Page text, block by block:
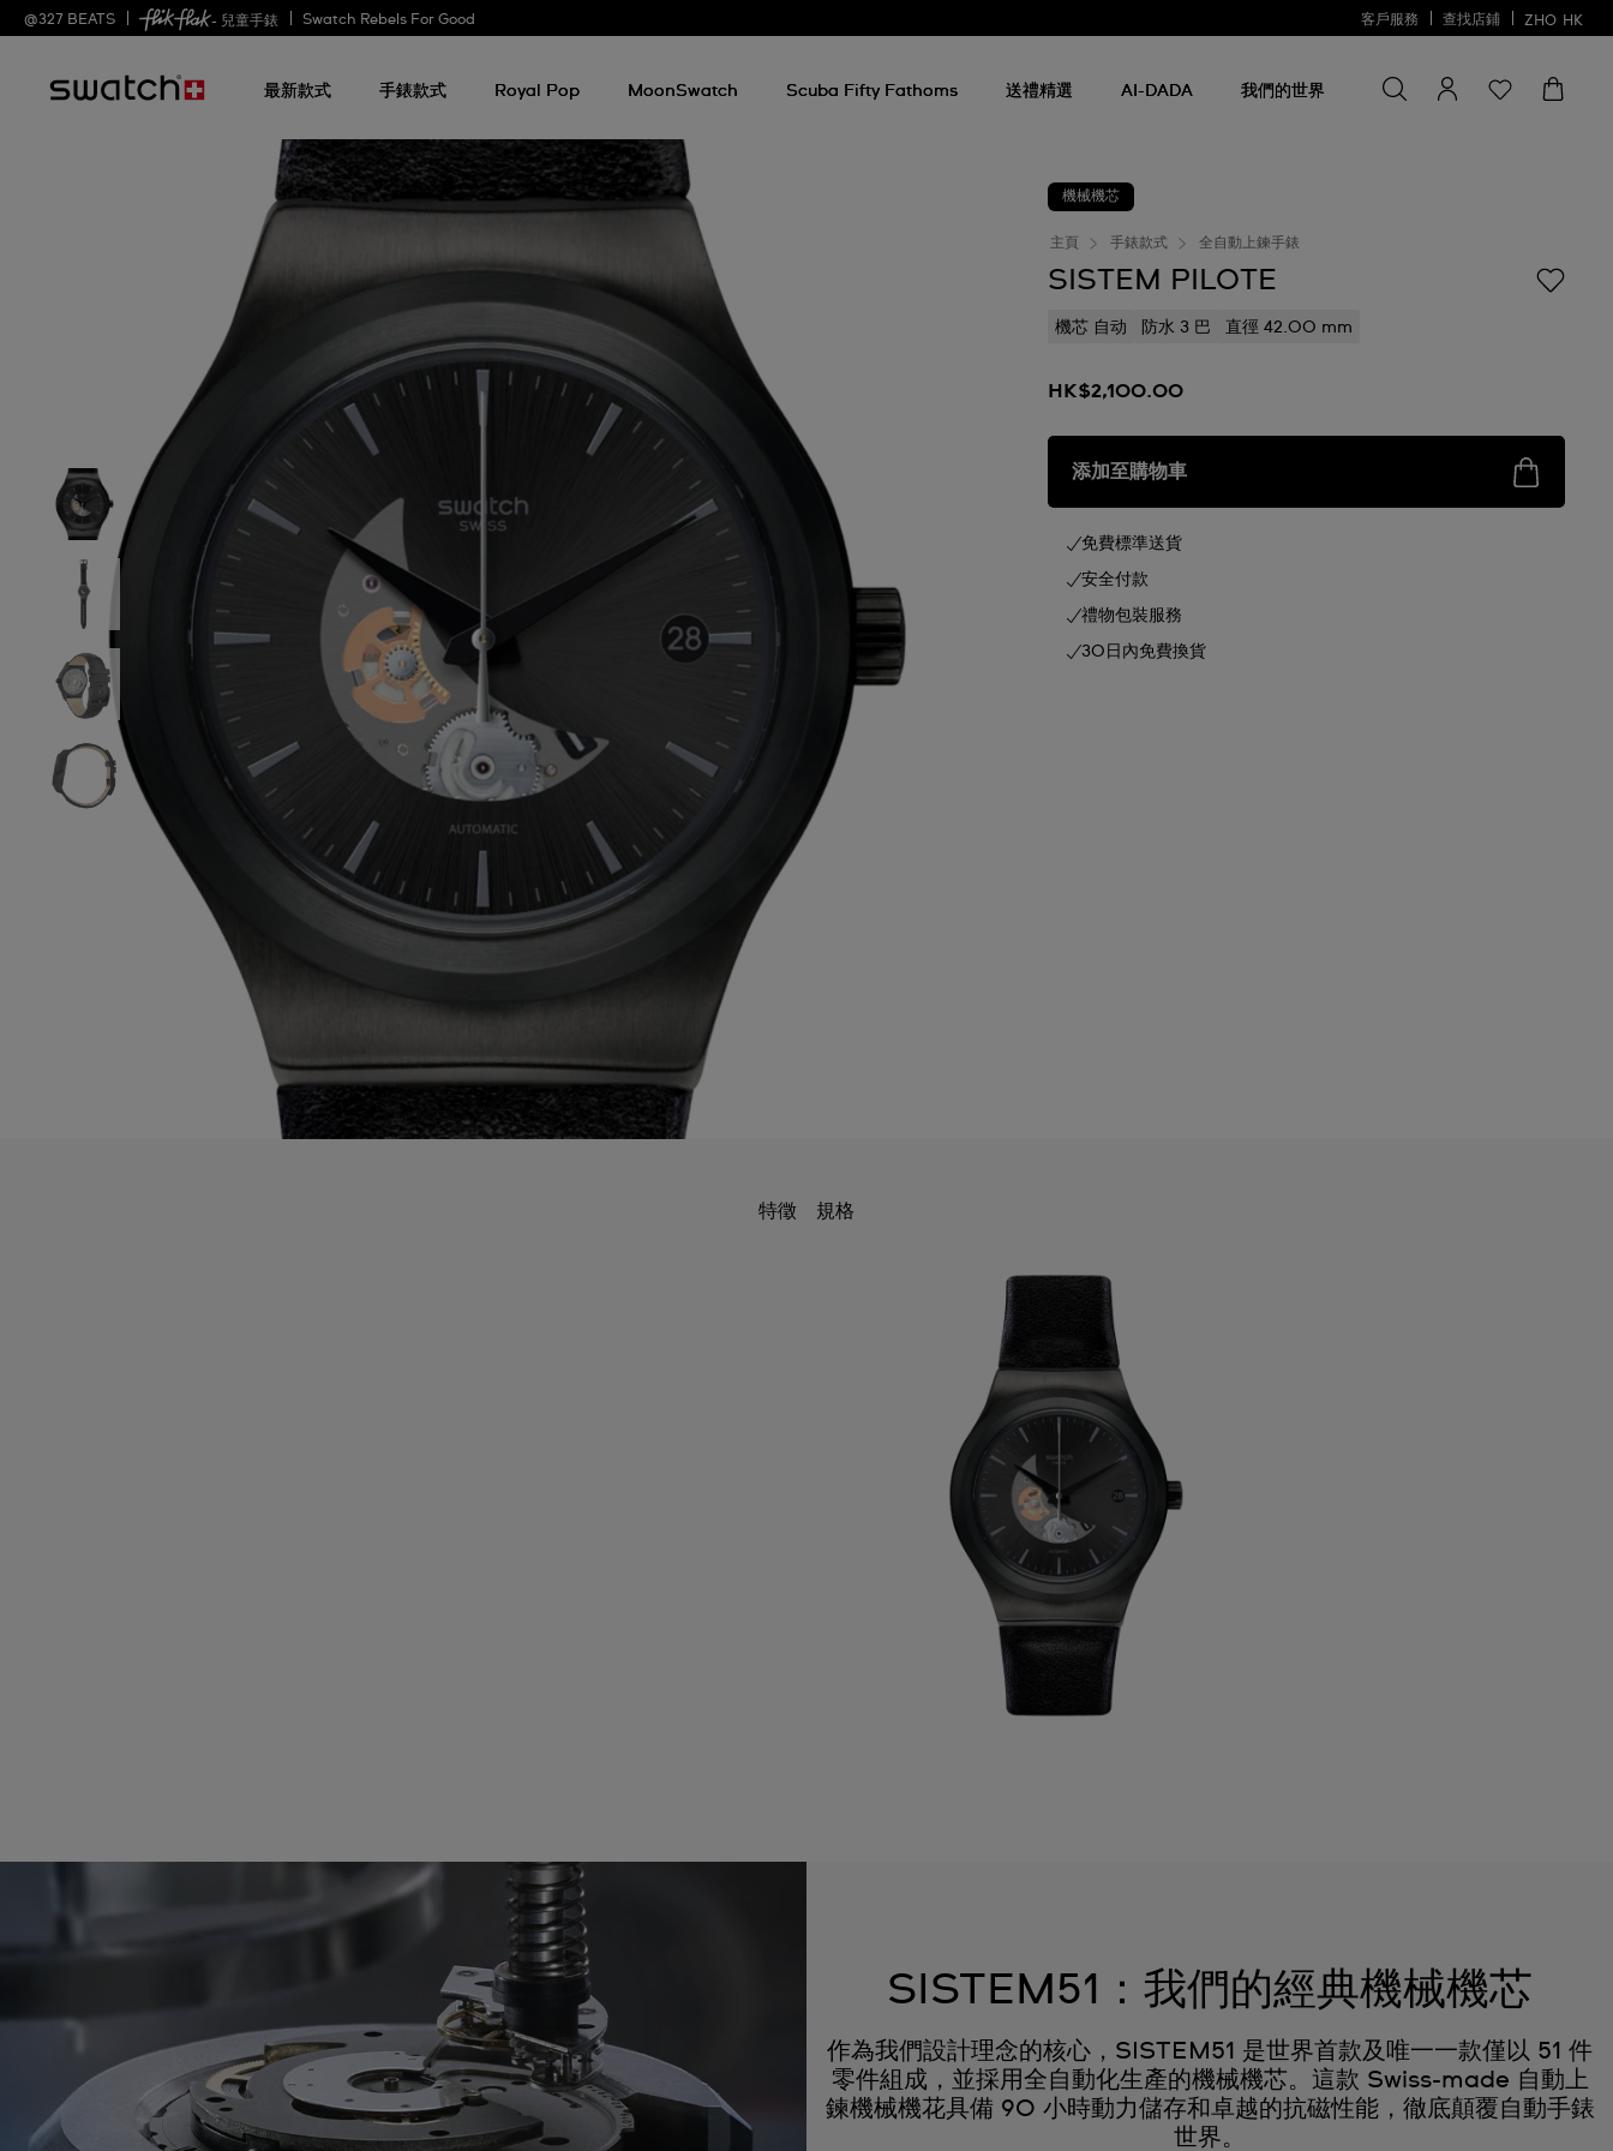
@327 BEATS - 兒童手錶 Swatch Rebels For Good 客戶服務 查找店鋪 ZHO HK
最新款式 手錶款式 Royal Pop MoonSwatch Scuba Fifty Fathoms 送禮精選 AI-DADA 我們的世界
找
一
尋找一些
機械機芯
主頁 手錶款式 全自動上鍊手錶
SISTEM PILOTE
機芯 自动 防水 3 巴 直徑 42.00 mm
HK$2,100.00
添加至購物車
免費標準送貨
安全付款
禮物包裝服務
30日內免費換貨
特徵 規格
SISTEM51：我們的經典機械機芯
作為我們設計理念的核心，SISTEM51 是世界首款及唯一一款僅以 51 件
零件組成，並採用全自動化生產的機械機芯。這款 Swiss-made 自動上
鍊機械機花具備 90 小時動力儲存和卓越的抗磁性能，徹底顛覆自動手錶
世界。